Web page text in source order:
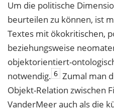
Um die politische
beurteilen zu können, ist
Textes mit ökokritischen,
beziehungsweise
objektorientiert-
notwendig. 6 Zumal man
Objekt-Relation zwischen
VanderMeer auch als die